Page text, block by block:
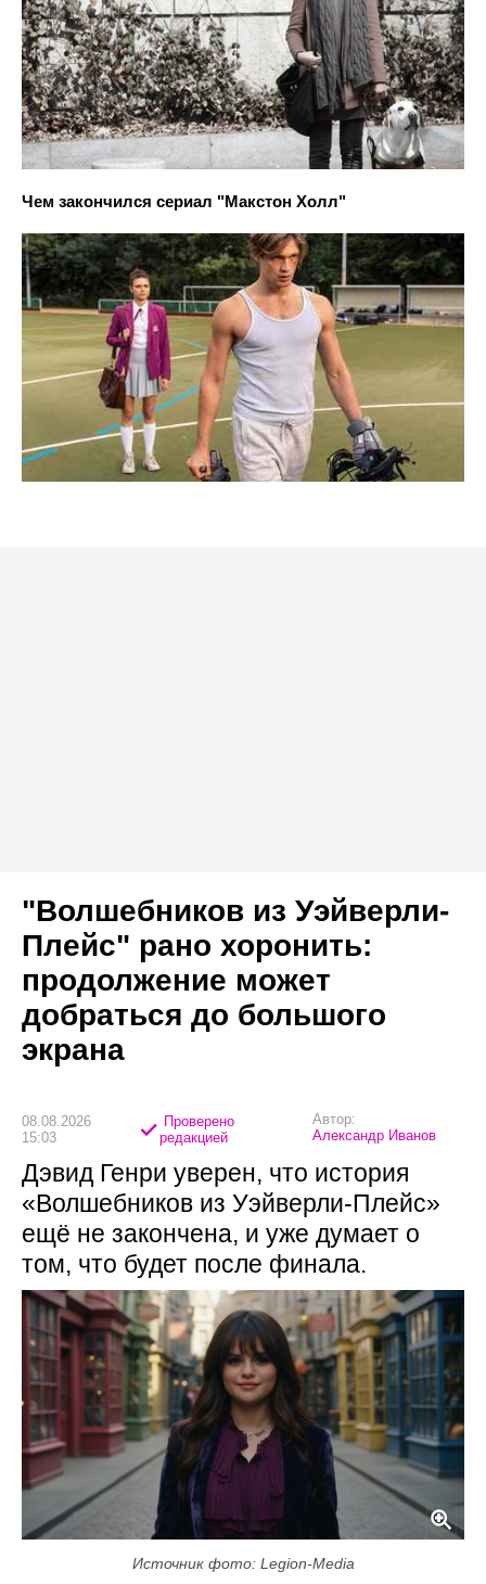
Чем закончился сериал "Макстон Холл"
"Волшебников из Уэйверли-
Плейс" рано хоронить:
продолжение может
добраться до большого
экрана
08.08.2026
15:03
Проверено
редакцией
Автор:
Александр Иванов
Дэвид Генри уверен, что история
«Волшебников из Уэйверли-Плейс»
ещё не закончена, и уже думает о
том, что будет после финала.
Источник фото: Legion-Media